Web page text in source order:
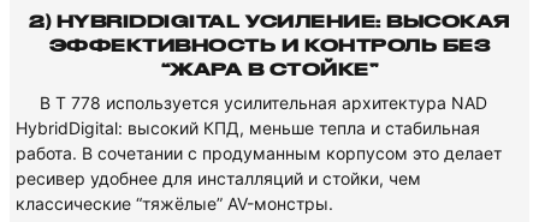
2) HYBRIDDIGITAL УСИЛЕНИЕ: ВЫСОКАЯ
ЭФФЕКТИВНОСТЬ И КОНТРОЛЬ БЕЗ
“ЖАРА В СТОЙКЕ”
В T 778 используется усилительная архитектура NAD
HybridDigital: высокий КПД, меньше тепла и стабильная
работа. В сочетании с продуманным корпусом это делает
ресивер удобнее для инсталляций и стойки, чем
классические “тяжёлые” AV-монстры.